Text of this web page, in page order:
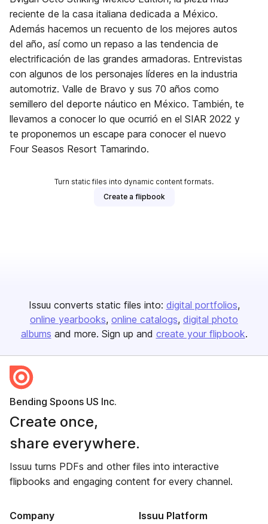
reciente de la casa italiana dedicada a México.
Además hacemos un recuento de los mejores autos
del año, así como un repaso a las tendencia de
electrificación de las grandes armadoras. Entrevistas
con algunos de los personajes líderes en la industria
automotriz. Valle de Bravo y sus 70 años como
semillero del deporte náutico en México. También, te
llevamos a conocer lo que ocurrió en el SIAR 2022 y
te proponemos un escape para conocer el nuevo
Four Seasos Resort Tamarindo.
Turn static files into dynamic content formats.
Create a flipbook
Issuu converts static files into: digital portfolios
online yearbooks online catalogs digital photo
albums and more. Sign up and create your flipbook.
Bending Spoons US Inc.
Create once,
share everywhere.
Issuu turns PDFs and other files into interactive
flipbooks and engaging content for every channel.
Company Issuu Platform